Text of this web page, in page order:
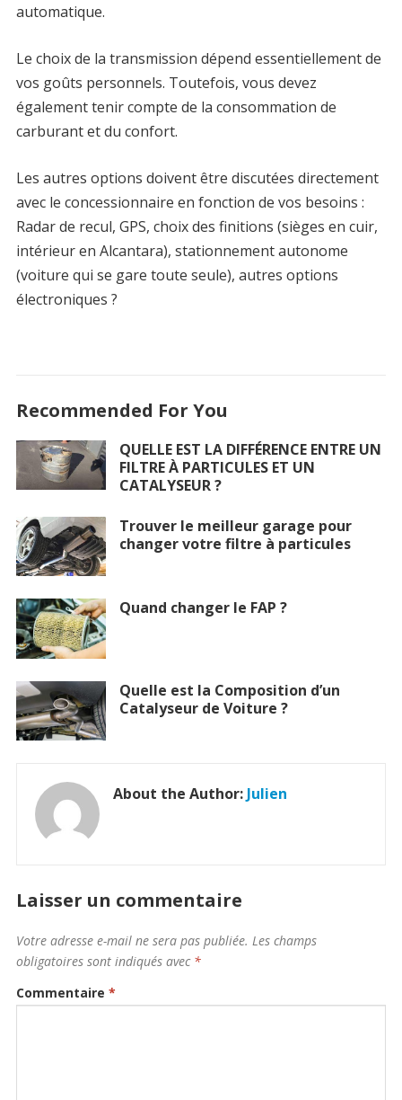
automatique.
Le choix de la transmission dépend essentiellement de
vos goûts personnels. Toutefois, vous devez
également tenir compte de la consommation de
carburant et du confort.
Les autres options doivent être discutées directement
avec le concessionnaire en fonction de vos besoins :
Radar de recul, GPS, choix des finitions (sièges en cuir,
intérieur en Alcantara), stationnement autonome
(voiture qui se gare toute seule), autres options
électroniques ?
Recommended For You
QUELLE EST LA DIFFÉRENCE ENTRE UN
FILTRE À PARTICULES ET UN
CATALYSEUR ?
Trouver le meilleur garage pour
changer votre filtre à particules
Quand changer le FAP ?
Quelle est la Composition d’un
Catalyseur de Voiture ?
About the Author: Julien
Laisser un commentaire
Votre adresse e-mail ne sera pas publiée. Les champs
obligatoires sont indiqués avec *
Commentaire *